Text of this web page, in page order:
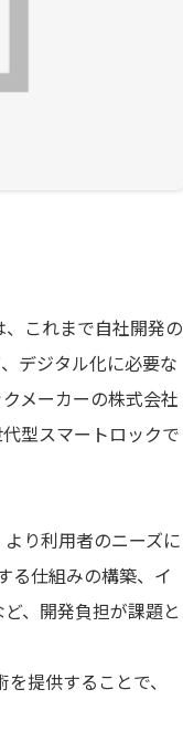
これまで自社開発の
デジタル化に必要な
メーカーの株式会社
型スマートロックで
り利用者のニーズに
る仕組みの構築、イ
、開発負担が課題と
提供することで、